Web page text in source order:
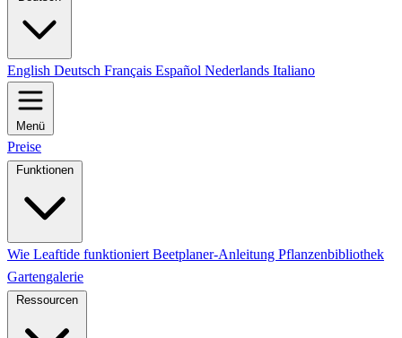
English Deutsch Français Español Nederlands Italiano
Menü
Preise
Funktionen
Wie Leaftide funktioniert Beetplaner-Anleitung Pflanzenbibliothek
Gartengalerie
Ressourcen